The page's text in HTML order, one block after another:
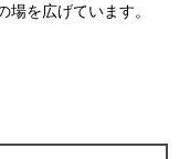
を広げています。